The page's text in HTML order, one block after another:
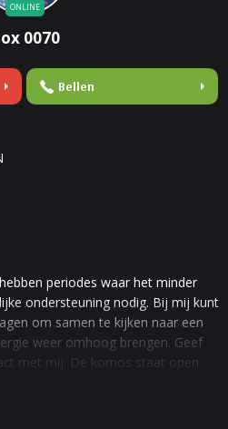
ONLINE
0070
Bellen
periodes waar het minder
ondersteuning nodig. Bij mij kunt
om samen te kijken naar een
weer omhoog brengen. Geef
met mij. De komos staat open